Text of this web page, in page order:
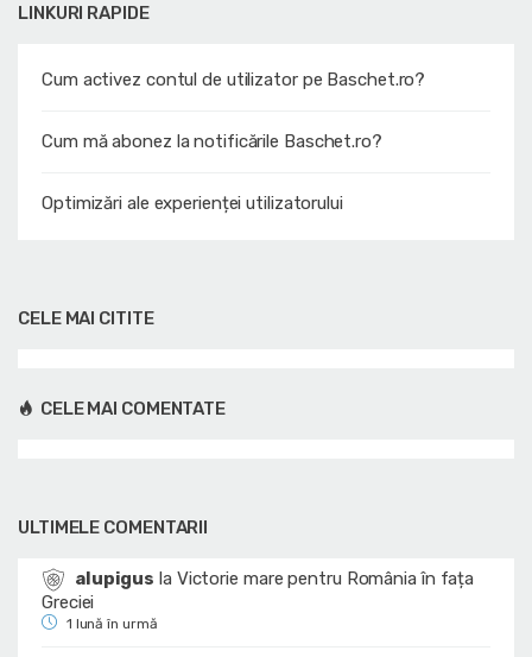
LINKURI RAPIDE
Cum activez contul de utilizator pe Baschet.ro?
Cum mă abonez la notificările Baschet.ro?
Optimizări ale experienței utilizatorului
CELE MAI CITITE
CELE MAI COMENTATE
ULTIMELE COMENTARII
alupigus la Victorie mare pentru România în fața
Greciei
1 lună în urmă